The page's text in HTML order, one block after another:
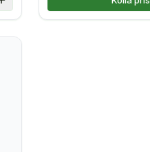
Lägg till i jämförelse